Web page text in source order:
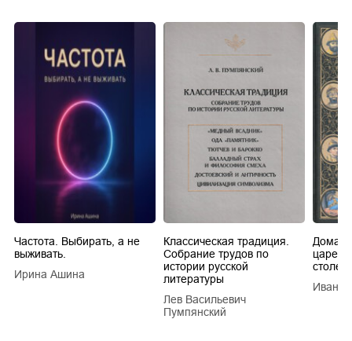
Частота. Выбирать, а не
выживать.
Ирина Ашина
Классическая традиция.
Собрание трудов по
истории русской
литературы
Лев Васильевич
Пумпянский
царей
Иван